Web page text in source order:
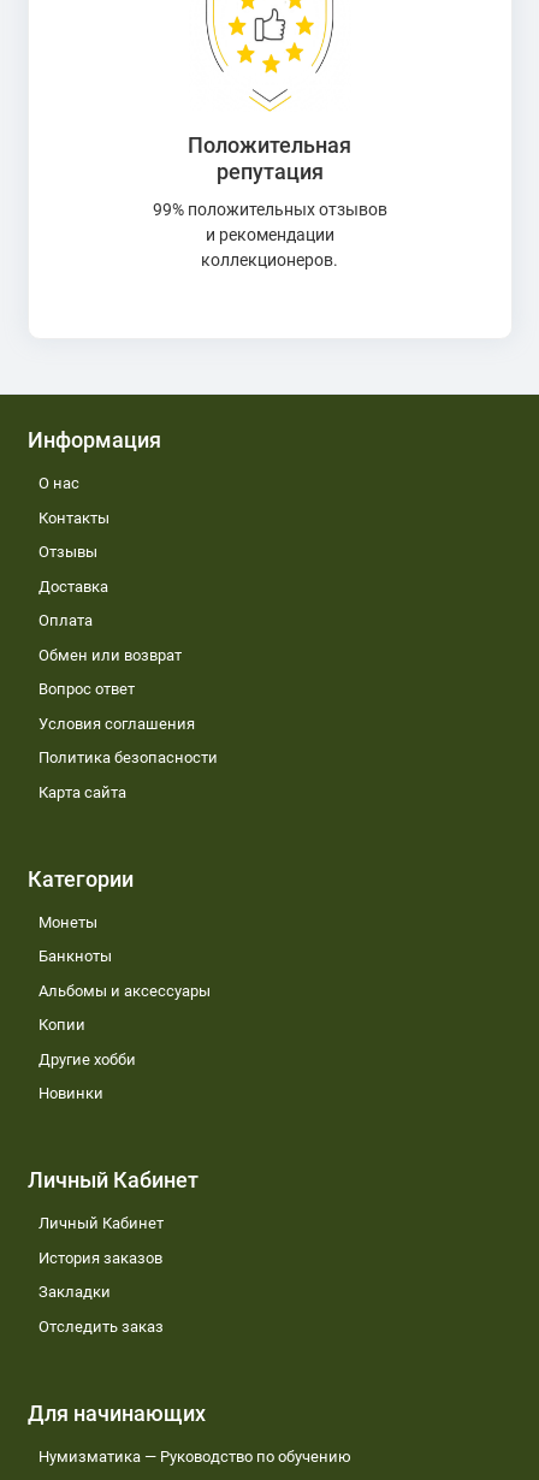
Положительная
репутация
99% положительных отзывов
и рекомендации
коллекционеров.
Информация
О нас
Контакты
Отзывы
Доставка
Оплата
Обмен или возврат
Вопрос ответ
Условия соглашения
Политика безопасности
Карта сайта
Категории
Монеты
Банкноты
Альбомы и аксессуары
Копии
Другие хобби
Новинки
Личный Кабинет
Личный Кабинет
История заказов
Закладки
Отследить заказ
Для начинающих
Нумизматика — Руководство по обучению